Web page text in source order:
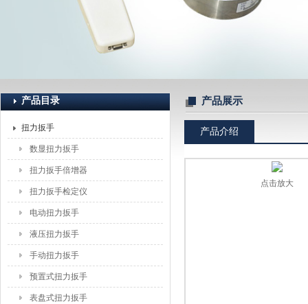
产品目录
扭力扳手
数显扭力扳手
扭力扳手倍增器
扭力扳手检定仪
电动扭力扳手
液压扭力扳手
手动扭力扳手
预置式扭力扳手
表盘式扭力扳手
产品展示
产品介绍
点击放大